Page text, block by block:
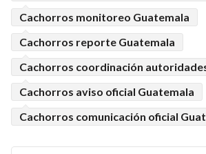
Cachorros monitoreo Guatemala
Cachorros reporte Guatemala
Cachorros coordinación
Cachorros aviso oficial Guatemala
Cachorros comunicación oficial